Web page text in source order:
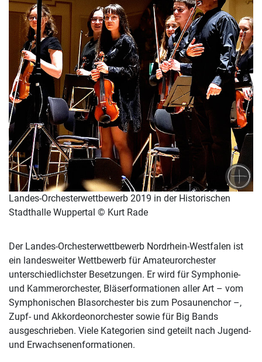
Landes-Orchesterwettbewerb 2019 in der Historischen
Stadthalle Wuppertal © Kurt Rade
Der Landes-Orchesterwettbewerb Nordrhein-Westfalen ist
ein landesweiter Wettbewerb für Amateurorchester
unterschiedlichster Besetzungen. Er wird für Symphonie-
und Kammerorchester, Bläserformationen aller Art – vom
Symphonischen Blasorchester bis zum Posaunenchor –,
Zupf- und Akkordeonorchester sowie für Big Bands
ausgeschrieben. Viele Kategorien sind geteilt nach Jugend-
und Erwachsenenformationen.